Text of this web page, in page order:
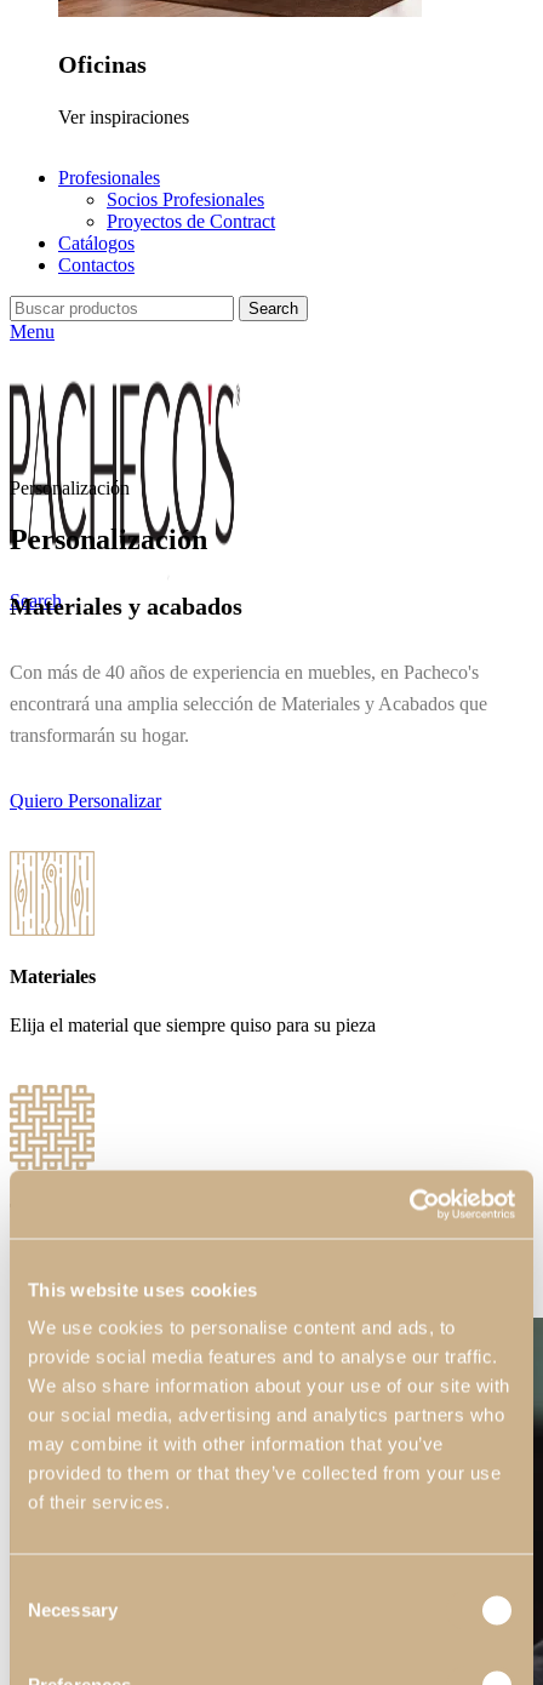
This website uses cookies
We use cookies to personalise content and ads, to
provide social media features and to analyse our traffic.
We also share information about your use of our site with
our social media, advertising and analytics partners who
may combine it with other information that you’ve
provided to them or that they’ve collected from your use
of their services.
Selection
Necessary
Oficinas
Ver inspiraciones
Profesionales
Socios Profesionales
Proyectos de Contract
Catálogos
Contactos
Search
Menu
Search
Personalización
Personalización
Materiales y acabados
Con más de 40 años de experiencia en muebles, en Pacheco's
encontrará una amplia selección de Materiales y Acabados que
transformarán su hogar.
Quiero Personalizar
Materiales
Elija el material que siempre quiso para su pieza